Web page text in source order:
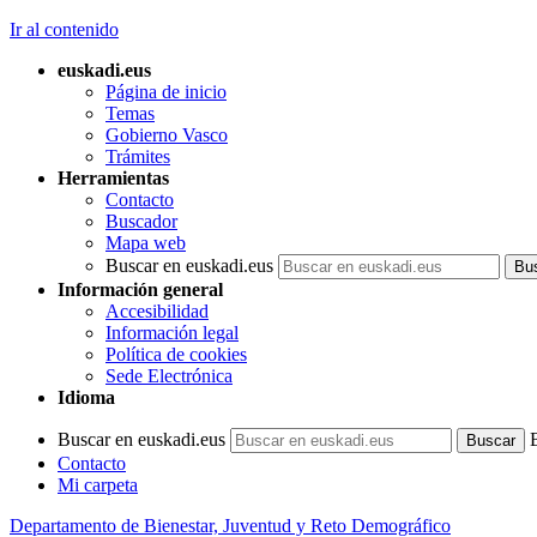
Ir al contenido
euskadi.eus
Página de inicio
Temas
Gobierno Vasco
Trámites
Herramientas
Contacto
Buscador
Mapa web
Buscar en euskadi.eus
Información general
Accesibilidad
Información legal
Política de cookies
Sede Electrónica
Idioma
Buscar en euskadi.eus
Contacto
Mi carpeta
Departamento de Bienestar, Juventud y Reto Demográfico